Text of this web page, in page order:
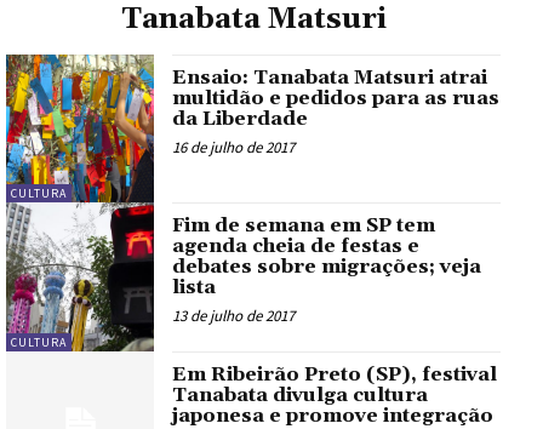
Tanabata Matsuri
CULTURA
Ensaio: Tanabata Matsuri atrai
multidão e pedidos para as ruas
da Liberdade
16 de julho de 2017
CULTURA
Fim de semana em SP tem
agenda cheia de festas e
debates sobre migrações; veja
lista
13 de julho de 2017
Em Ribeirão Preto (SP), festival
Tanabata divulga cultura
japonesa e promove integração